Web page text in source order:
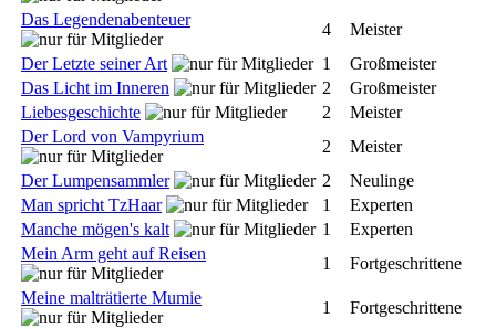
Das Legendenabenteuer
4
Meister
Der Letzte seiner Art
1
Großmeister
Das Licht im Inneren
2
Großmeister
Liebesgeschichte
2
Meister
Der Lord von Vampyrium
2
Meister
Der Lumpensammler
2
Neulinge
Man spricht TzHaar
1
Experten
Manche mögen's kalt
1
Experten
Mein Arm geht auf Reisen
1
Fortgeschrittene
Meine malträtierte Mumie
1 Fortgeschrittene